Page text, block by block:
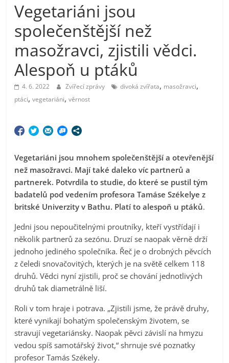
Vegetariáni jsou
společenštější než
masožravci, zjistili vědci.
Alespoň u ptáků
4. 6. 2022 Zvířecí zprávy divoká zvířata, masožravci,
ptáci,vegetariáni,věrnost
Vegetariáni jsou mnohem společenštější a otevřenější
než masožravci. Mají také daleko víc partnerů a
partnerek. Potvrdila to studie, do které se pustil tým
badatelů pod vedením profesora Tamáse Székelye z
britské Univerzity v Bathu. Platí to alespoň u ptáků.
Jedni jsou nepoučitelnými proutníky, kteří vystřídají i
několik partnerů za sezónu. Druzí se naopak věrně drží
jednoho jediného společníka. Řeč je o drobných pěvcích
z čeledi snovačovitých, kterých je na světě celkem 118
druhů. Vědci nyní zjistili, proč se chování jednotlivých
druhů tak diametrálně liší.
Roli v tom hraje i potrava. „Zjistili jsme, že právě druhy,
které vynikají bohatým společenským životem, se
stravují vegetariánsky. Naopak pěvci závislí na hmyzu
vedou spíš samotářský život,“ shrnuje své poznatky
profesor Tamás Székely.